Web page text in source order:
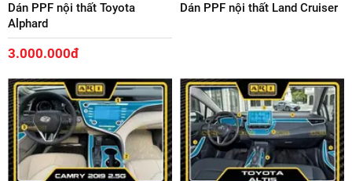
Dán PPF nội thất Toyota
Alphard
3.000.000đ
Dán PPF nội thất Land Cruiser